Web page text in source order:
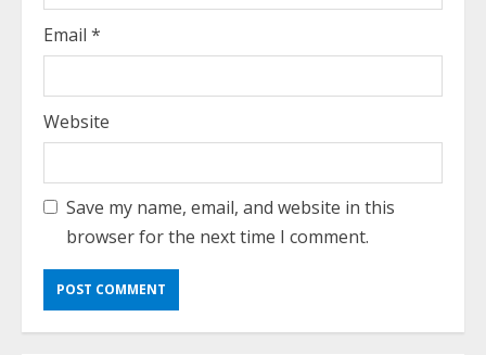
Email *
Website
Save my name, email, and website in this
browser for the next time I comment.